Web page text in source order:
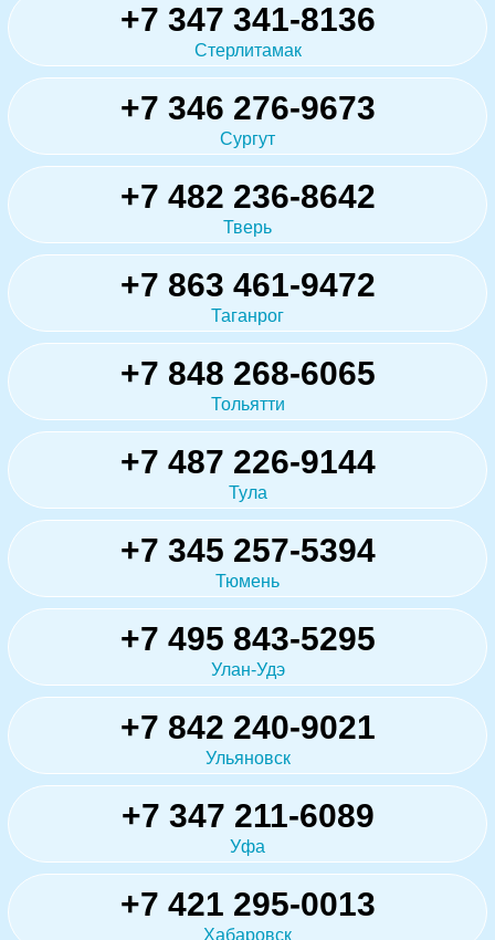
+7 347 341-8136
Стерлитамак
+7 346 276-9673
Сургут
+7 482 236-8642
Тверь
+7 863 461-9472
Таганрог
+7 848 268-6065
Тольятти
+7 487 226-9144
Тула
+7 345 257-5394
Тюмень
+7 495 843-5295
Улан-Удэ
+7 842 240-9021
Ульяновск
+7 347 211-6089
Уфа
+7 421 295-0013
Хабаровск